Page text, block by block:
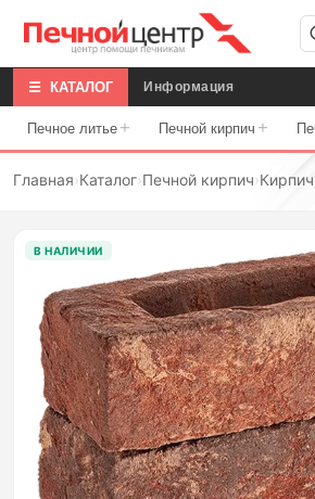
☰ КАТАЛОГ Информация
Печное литье + Печной кирпич +
Главная›Каталог›Печной кирпич›
В НАЛИЧИИ